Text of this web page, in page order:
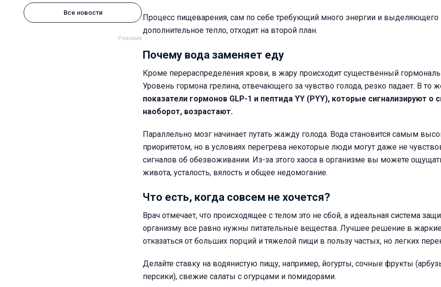
Все новости
Процесс пищеварения, сам по себе требующий много энергии и выделяющего
дополнительное тепло, отходит на второй план.
Почему вода заменяет еду
Кроме перераспределения крови, в жару происходит существенный
Уровень гормона грелина, отвечающего за чувство голода, резко падает. В то
показатели гормонов GLP-1 и пептида YY (PYY), которые сигнализируют о
наоборот, возрастают.
Параллельно мозг начинает путать жажду голода. Вода становится самым
приоритетом, но в условиях перегрева некоторые люди могут даже не
сигналов об обезвоживании. Из-за этого хаоса в организме вы можете
живота, усталость, вялость и общее недомогание.
Что есть, когда совсем не хочется?
Врач отмечает, что происходящее с телом это не сбой, а идеальная система
организму все равно нужны питательные вещества. Лучшее решение в
отказаться от больших порций и тяжелой пищи в пользу частых, но легких
Делайте ставку на водянистую пищу, например, йогурты, сочные фрукты
персики), свежие салаты с огурцами и помидорами.